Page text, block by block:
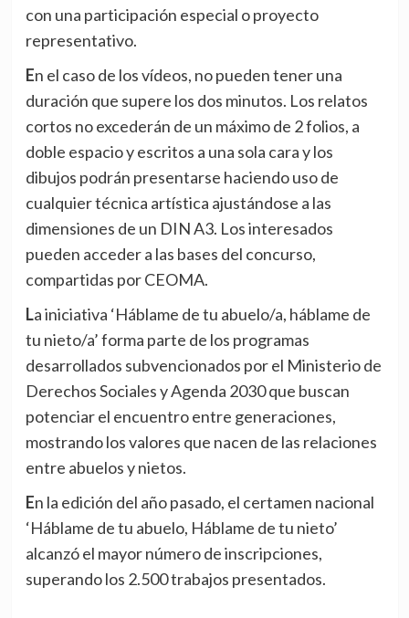
con una participación especial o proyecto
representativo.
En el caso de los vídeos, no pueden tener una
duración que supere los dos minutos. Los relatos
cortos no excederán de un máximo de 2 folios, a
doble espacio y escritos a una sola cara y los
dibujos podrán presentarse haciendo uso de
cualquier técnica artística ajustándose a las
dimensiones de un DIN A3. Los interesados
pueden acceder a las bases del concurso,
compartidas por CEOMA.
La iniciativa ‘Háblame de tu abuelo/a, háblame de
tu nieto/a’ forma parte de los programas
desarrollados subvencionados por el Ministerio de
Derechos Sociales y Agenda 2030 que buscan
potenciar el encuentro entre generaciones,
mostrando los valores que nacen de las relaciones
entre abuelos y nietos.
En la edición del año pasado, el certamen nacional
‘Háblame de tu abuelo, Háblame de tu nieto’
alcanzó el mayor número de inscripciones,
superando los 2.500 trabajos presentados.